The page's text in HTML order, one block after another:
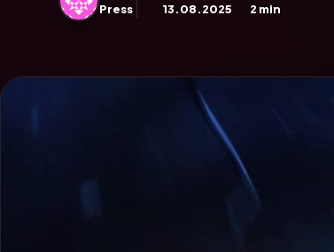
Press 13.08.2025 2 min